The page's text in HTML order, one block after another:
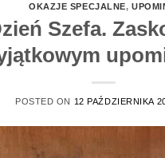
OKAZJE SPECJALNE,
Szefa.
POSTED ON 12 PAŹDZIERNIKA